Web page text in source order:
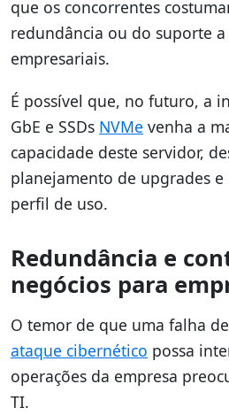
que os concorrentes
redundância ou do suporte
empresariais.
É possível que, no futuro, a
GbE e SSDs NVMe venha a
capacidade deste servidor,
planejamento de upgrades
perfil de uso.
Redundância e
negócios para
O temor de que uma falha
ataque cibernético possa
operações da empresa
TI.